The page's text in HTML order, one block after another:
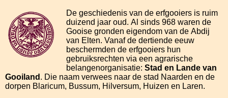
De geschiedenis van de erfgooiers is ruim
duizend jaar oud. Al sinds 968 waren de
Gooise gronden eigendom van de Abdij
van Elten. Vanaf de dertiende eeuw
beschermden de erfgooiers hun
gebruiksrechten via een agrarische
belangenorganisatie: Stad en Lande van
Gooiland . Die naam verwees naar de stad Naarden en de
dorpen Blaricum, Bussum, Hilversum, Huizen en Laren.